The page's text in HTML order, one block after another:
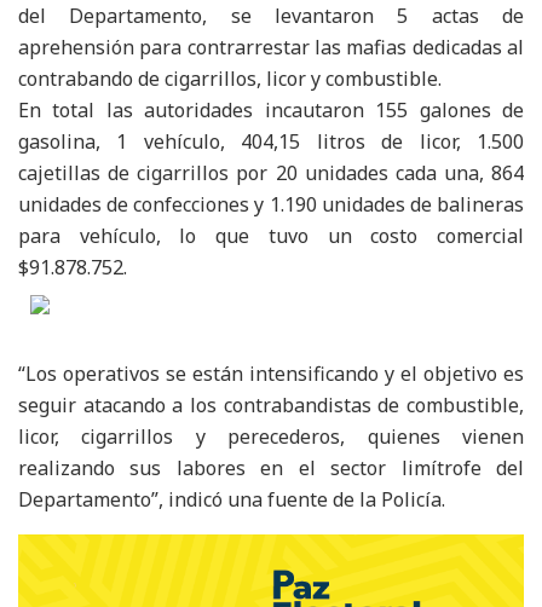
del Departamento, se levantaron 5 actas de
aprehensión para contrarrestar las mafias dedicadas al
contrabando de cigarrillos, licor y combustible.
En total las autoridades incautaron 155 galones de
gasolina, 1 vehículo, 404,15 litros de licor, 1.500
cajetillas de cigarrillos por 20 unidades cada una, 864
unidades de confecciones y 1.190 unidades de balineras
para vehículo, lo que tuvo un costo comercial
$91.878.752.
“Los operativos se están intensificando y el objetivo es
seguir atacando a los contrabandistas de combustible,
licor, cigarrillos y perecederos, quienes vienen
realizando sus labores en el sector limítrofe del
Departamento”, indicó una fuente de la Policía.